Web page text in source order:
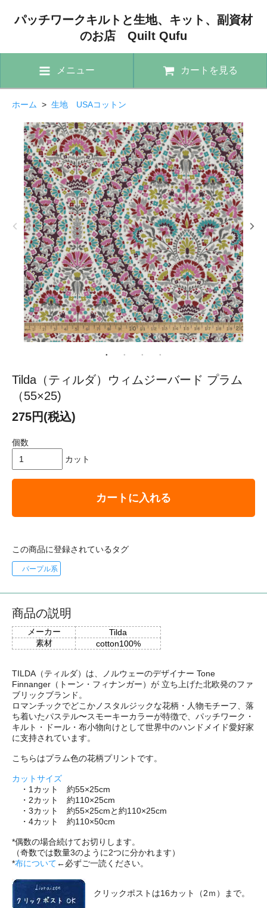
パッチワークキルトと生地、キット、副資材
のお店 Quilt Qufu
メニュー カートを見る
ホーム > 生地 USAコットン
Tilda（ティルダ）ウィムジーバード プラム
（55×25)
275円(税込)
個数
カット
カートに入れる
この商品に登録されているタグ
パープル系
商品の説明
メーカー
Tilda
素材
cotton100%
TILDA（ティルダ）は、ノルウェーのデザイナー Tone
Finnanger（トーン・フィナンガー）が 立ち上げた北欧発のファ
ブリックブランド。
ロマンチックでどこかノスタルジックな花柄・人物モチーフ、落
ち着いたパステル〜スモーキーカラーが特徴で、パッチワーク・
キルト・ドール・布小物向けとして世界中のハンドメイド愛好家
に支持されています。
こちらはプラム色の花柄プリントです。
カットサイズ
・1カット 約55×25cm
・2カット 約110×25cm
・3カット 約55×25cmと約110×25cm
・4カット 約110×50cm
*偶数の場合続けてお切りします。
（奇数では数量3のように2つに分かれます）
*布について ←必ずご一読ください。
クリックポストは16カット（2ｍ）まで。